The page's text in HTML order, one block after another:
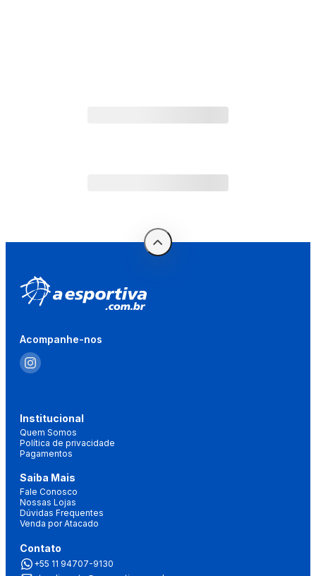
Acompanhe-nos
Institucional
Quem Somos
Política de privacidade
Pagamentos
Saiba Mais
Fale Conosco
Nossas Lojas
Dúvidas Frequentes
Venda por Atacado
Contato
+55 11 94707-9130